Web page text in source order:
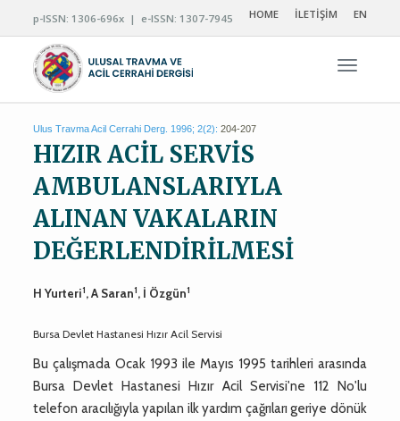
p-ISSN: 1306-696x | e-ISSN: 1307-7945 HOME İLETİŞİM EN
Ulus Travma Acil Cerrahi Derg. 1996; 2(2): 204-207
HIZIR ACİL SERVİS
AMBULANSLARIYLA
ALINAN VAKALARIN
DEĞERLENDİRİLMESİ
H Yurteri1, A Saran1, İ Özgün1
Bursa Devlet Hastanesi Hızır Acil Servisi
Bu çalışmada Ocak 1993 ile Mayıs 1995 tarihleri arasında
Bursa Devlet Hastanesi Hızır Acil Servisi'ne 112 No'lu
telefon aracılığıyla yapılan ilk yardım çağrıları geriye dönük